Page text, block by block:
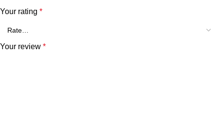
Your rating *
Your review *